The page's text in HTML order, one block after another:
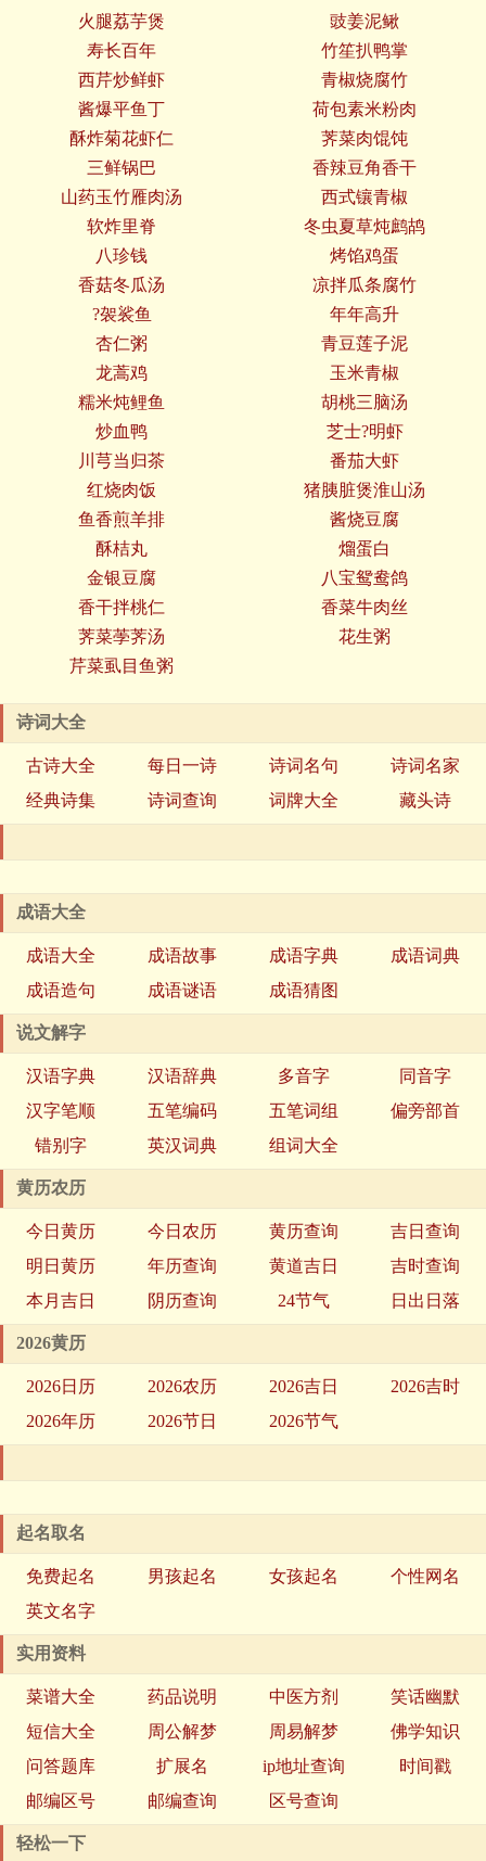
火腿荔芋煲
豉姜泥鳅
寿长百年
竹笙扒鸭掌
西芹炒鲜虾
青椒烧腐竹
酱爆平鱼丁
荷包素米粉肉
酥炸菊花虾仁
荠菜肉馄饨
三鲜锅巴
香辣豆角香干
山药玉竹雁肉汤
西式镶青椒
软炸里脊
冬虫夏草炖鹧鸪
八珍钱
烤馅鸡蛋
香菇冬瓜汤
凉拌瓜条腐竹
?袈裟鱼
年年高升
杏仁粥
青豆莲子泥
龙蒿鸡
玉米青椒
糯米炖鲤鱼
胡桃三脑汤
炒血鸭
芝士?明虾
川芎当归茶
番茄大虾
红烧肉饭
猪胰脏煲淮山汤
鱼香煎羊排
酱烧豆腐
酥桔丸
熘蛋白
金银豆腐
八宝鸳鸯鸽
香干拌桃仁
香菜牛肉丝
荠菜荸荠汤
花生粥
芹菜虱目鱼粥
诗词大全
古诗大全 每日一诗 诗词名句
诗词名家
经典诗集
诗词查询 词牌大全 藏头诗
成语大全
成语大全 成语故事 成语字典
成语词典
成语造句
成语谜语 成语猜图
说文解字
汉语字典 汉语辞典 多音字
同音字
汉字笔顺
五笔编码 五笔词组
偏旁部首
错别字
英汉词典 组词大全
黄历农历
今日黄历 今日农历 黄历查询
吉日查询
明日黄历
年历查询 黄道吉日
吉时查询
本月吉日
阴历查询 24节气 日出日落
2026黄历
2026日历 2026农历 2026吉日
2026吉时
2026年历
2026节日 2026节气
起名取名
免费起名 男孩起名 女孩起名
个性网名
英文名字
实用资料
菜谱大全 药品说明 中医方剂
笑话幽默
短信大全
周公解梦 周易解梦
佛学知识
问答题库
扩展名 ip地址查询
时间戳
邮编区号
邮编查询 区号查询
轻松一下